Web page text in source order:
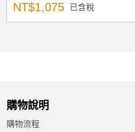
NT$1,075 已含稅
購物說明
購物流程